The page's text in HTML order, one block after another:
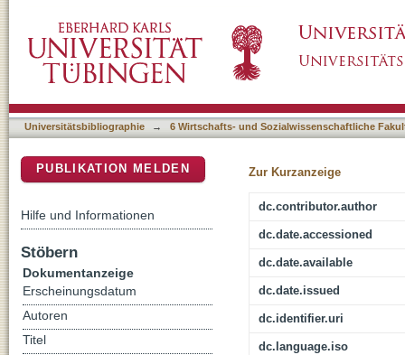
Universitätsbibliographie → 6 Wirtschafts- und Sozialwissenschaftliche
Zur Kurzanzeige
dc.contributor.author
dc.date.accessioned
dc.date.available
dc.date.issued
dc.identifier.uri
dc.language.iso
PUBLIKATION MELDEN
Hilfe und Informationen
Stöbern
Dokumentanzeige
Erscheinungsdatum
Autoren
Titel